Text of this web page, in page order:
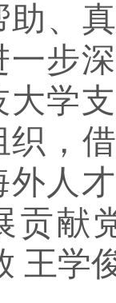
助、
一步
大学
织，
外人
贡献
王学